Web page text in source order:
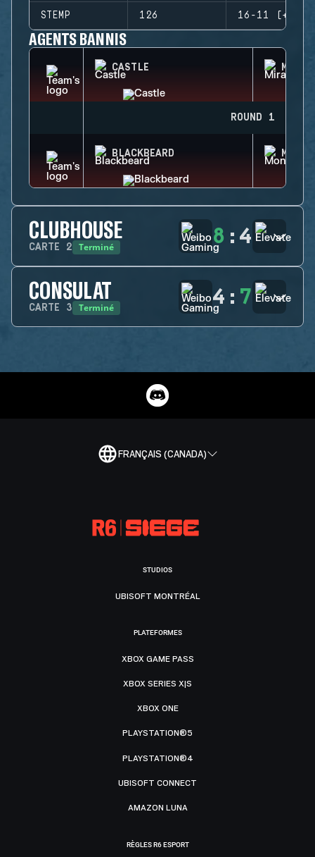
STEMP 126 16-11 (+5)
AGENTS BANNIS
CASTLE MIRA
ROUND 1
BLACKBEARD
CLUBHOUSE
CARTE 2 Terminé 8 : 4
CONSULAT
CARTE 3 Terminé 4 : 7
FRANÇAIS (CANADA)
STUDIOS
UBISOFT MONTRÉAL
PLATEFORMES
XBOX GAME PASS
XBOX SERIES X|S
XBOX ONE
PLAYSTATION®5
PLAYSTATION®4
UBISOFT CONNECT
AMAZON LUNA
RÈGLES R6 ESPORT